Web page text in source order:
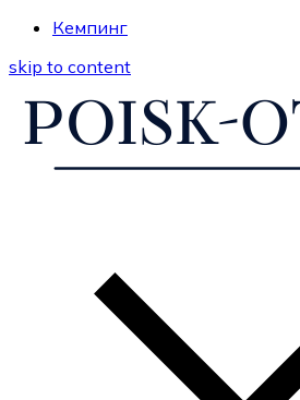
Кемпинг
skip to content